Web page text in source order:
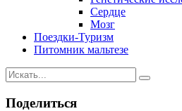
Сердце
Мозг
Поездки-Туризм
Питомник мальтезе
Поделиться